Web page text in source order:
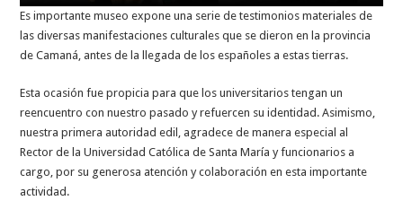
Es importante museo expone una serie de testimonios materiales de
las diversas manifestaciones culturales que se dieron en la provincia
de Camaná, antes de la llegada de los españoles a estas tierras.
Esta ocasión fue propicia para que los universitarios tengan un
reencuentro con nuestro pasado y refuercen su identidad. Asimismo,
nuestra primera autoridad edil, agradece de manera especial al
Rector de la Universidad Católica de Santa María y funcionarios a
cargo, por su generosa atención y colaboración en esta importante
actividad.